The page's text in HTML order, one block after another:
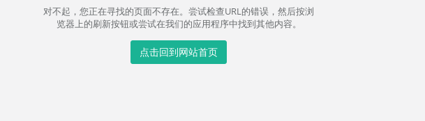
对不起，您正在寻找的页面不存在。尝试检查URL的错误，然后按浏
览器上的刷新按钮或尝试在我们的应用程序中找到其他内容。
点击回到网站首页